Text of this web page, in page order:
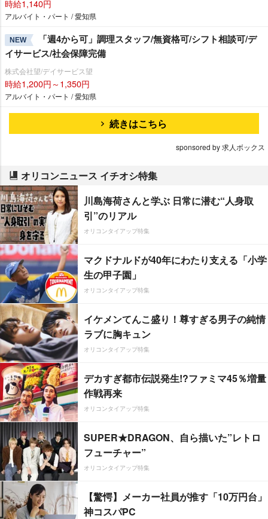
時給1,140円
アルバイト・パート / 愛知県
NEW
「週4から可」調理スタッフ/無資格可/シフト相談可/デ
イサービス/社会保障完備
株式会社望/デイサービス望
時給1,200円～1,350円
アルバイト・パート / 愛知県
続きはこちら
sponsored by 求人ボックス
オリコンニュース イチオシ特集
川島海荷さんと学ぶ 日常に潜む“人身取
引”のリアル
オリコンタイアップ特集
マクドナルドが40年にわたり支える「小学
生の甲子園」
オリコンタイアップ特集
イケメンてんこ盛り！尊すぎる男子の純情
ラブに胸キュン
オリコンタイアップ特集
デカすぎ都市伝説発生!?ファミマ45％増量
作戦再来
オリコンタイアップ特集
SUPER★DRAGON、自ら描いた”レトロ
フューチャー”
オリコンタイアップ特集
【驚愕】メーカー社員が推す「10万円台」
神コスパPC